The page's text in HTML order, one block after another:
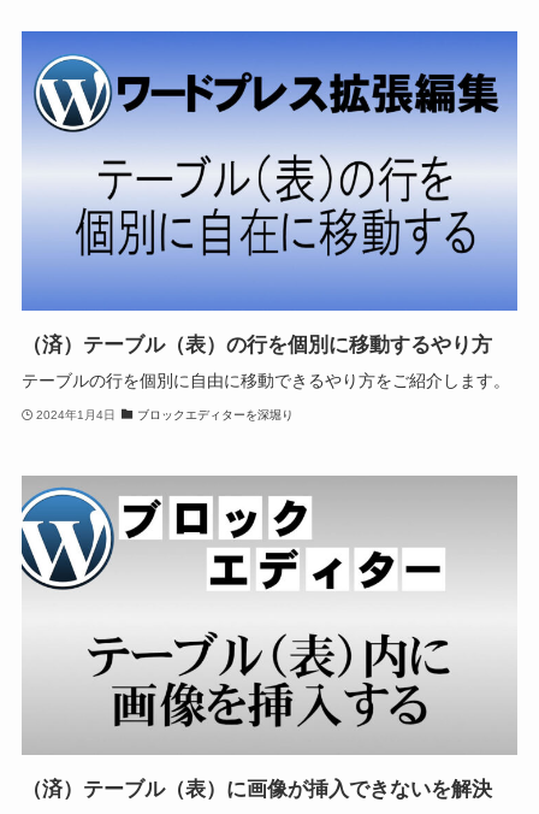
（済）テーブル（表）の行を個別に移動するやり方
テーブルの行を個別に自由に移動できるやり方をご紹介します。
2024年1月4日 ブロックエディターを深堀り
（済）テーブル（表）に画像が挿入できないを解決